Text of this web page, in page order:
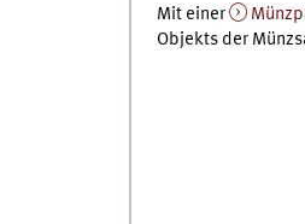
Mit einer
Objekts der